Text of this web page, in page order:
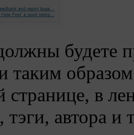
будете
таким
странице, в
тэги, автора и